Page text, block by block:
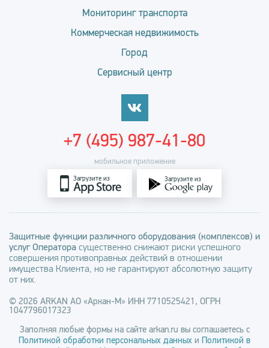
Мониторинг транспорта
Коммерческая недвижимость
Город
Сервисный центр
мобильное приложение
Загрузите из Загрузите из
+7 (495) 987-41-80
Защитные функции различного оборудования (комплексов) и
услуг Оператора существенно снижают риски успешного
совершения противоправных действий в отношении
имущества Клиента, но не гарантируют абсолютную защиту
от них.
© 2026 ARKAN АО «Аркан-М» ИНН 7710525421, ОГРН
1047796017323
Заполняя любые формы на сайте arkan.ru вы соглашаетесь с
Политикой обработки персональных данных и Политикой в